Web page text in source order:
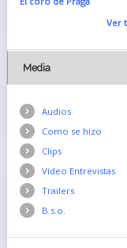
Ver
Media
Audios
Como se hizo
Clips
Vídeo Entrevistas
Trailers
B.s.o.